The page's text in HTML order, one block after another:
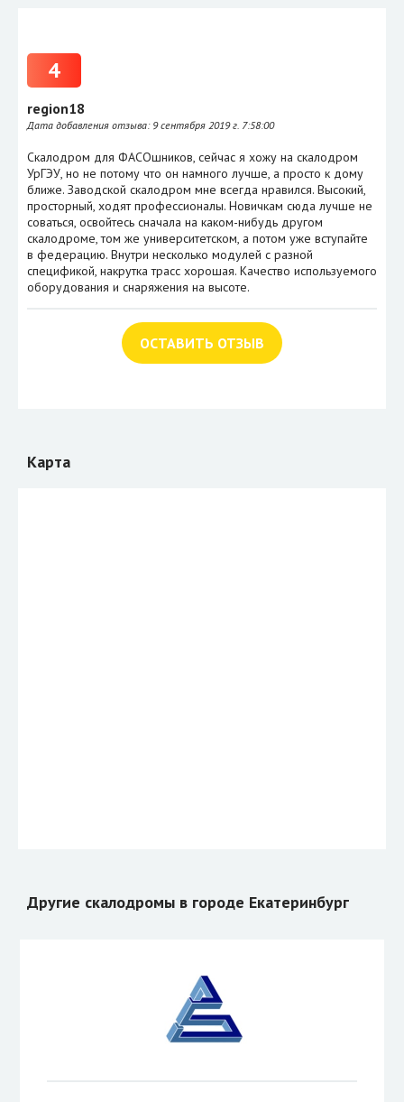
region18
Дата добавления отзыва: 9 сентября 2019 г. 7:58:00
4
Скалодром для ФАСОшников, сейчас я хожу на скалодром
УрГЭУ, но не потому что он намного лучше, а просто к дому
ближе. Заводской скалодром мне всегда нравился. Высокий,
просторный, ходят профессионалы. Новичкам сюда лучше не
соваться, освойтесь сначала на каком-нибудь другом
скалодроме, том же университетском, а потом уже вступайте
в федерацию. Внутри несколько модулей с разной
спецификой, накрутка трасс хорошая. Качество используемого
оборудования и снаряжения на высоте.
ОСТАВИТЬ ОТЗЫВ
Карта
Другие скалодромы в городе Екатеринбург